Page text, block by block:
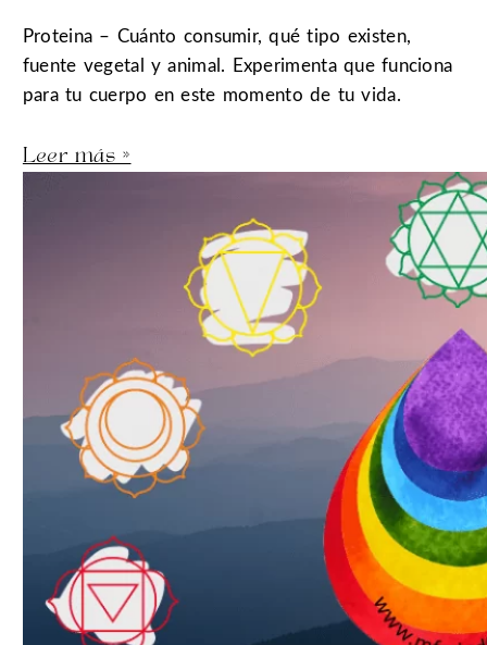
Proteina – Cuánto consumir, qué tipo existen,
fuente vegetal y animal. Experimenta que funciona
para tu cuerpo en este momento de tu vida.
Leer más »